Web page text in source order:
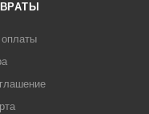
оплаты